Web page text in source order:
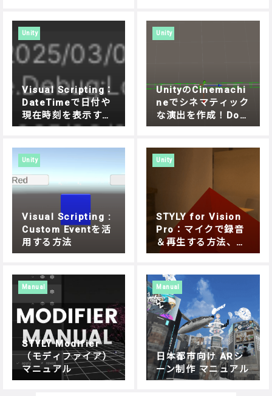
Unity
Visual Scripting：
DateTimeで日付や
現在時刻を表示する
方法
Unity
UnityのCinemachi
neでシネマティック
な演出を作成！Doll
y Cartでオブジェク
法
Unity
Visual Scripting :
Custom Eventを活
用する方法
Unity
STYLY for Vision
Pro：マイクで録音
＆再生する方法、Un
ity Visual Scriptin
Manual
STYLY Modifier
（モディファイア）
マニュアル
Manual
日本都市向け ARシ
ーン制作 マニュアル